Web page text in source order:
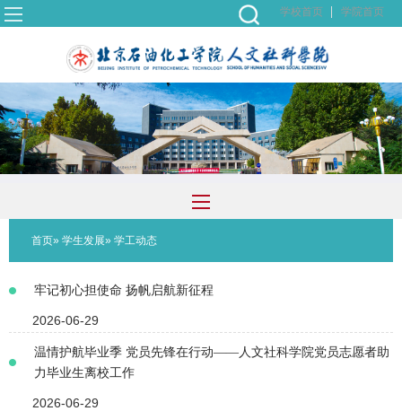
学校首页 学院首页
首页» 学生发展» 学工动态
牢记初心担使命 扬帆启航新征程
2026-06-29
温情护航毕业季 党员先锋在行动——人文社科学院党员志愿者助
力毕业生离校工作
2026-06-29